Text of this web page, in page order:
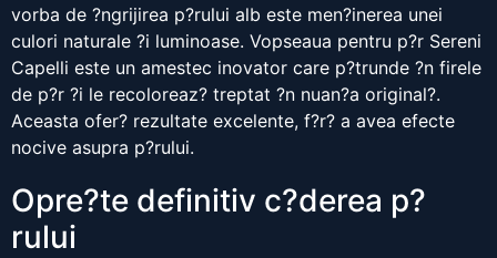
vorba de ?ngrijirea p?rului alb este men?inerea unei
culori naturale ?i luminoase. Vopseaua pentru p?r Sereni
Capelli este un amestec inovator care p?trunde ?n firele
de p?r ?i le recoloreaz? treptat ?n nuan?a original?.
Aceasta ofer? rezultate excelente, f?r? a avea efecte
nocive asupra p?rului.
Opre?te definitiv c?derea p?
rului